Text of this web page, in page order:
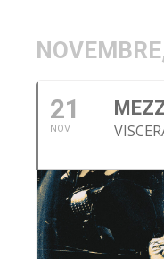
21
NOV